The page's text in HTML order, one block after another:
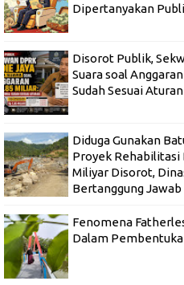
Dipertanyakan
Disorot Publik,
Suara soal
Sudah Sesuai Aturan
Diduga Gunakan
Proyek Rehabilitasi
Miliyar Disorot,
Bertanggung Jawab
Fenomena
Dalam